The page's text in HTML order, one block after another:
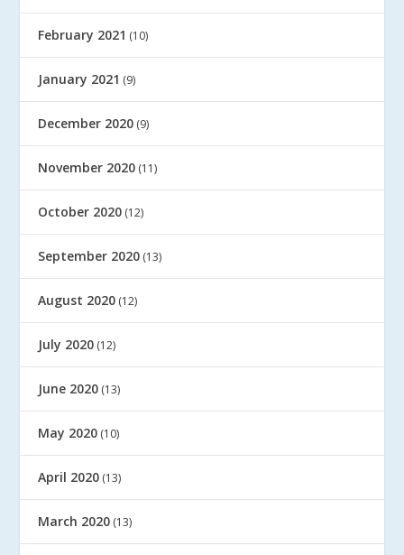
February 2021 (10)
January 2021 (9)
December 2020 (9)
November 2020 (11)
October 2020 (12)
September 2020 (13)
August 2020 (12)
July 2020 (12)
June 2020 (13)
May 2020 (10)
April 2020 (13)
March 2020 (13)